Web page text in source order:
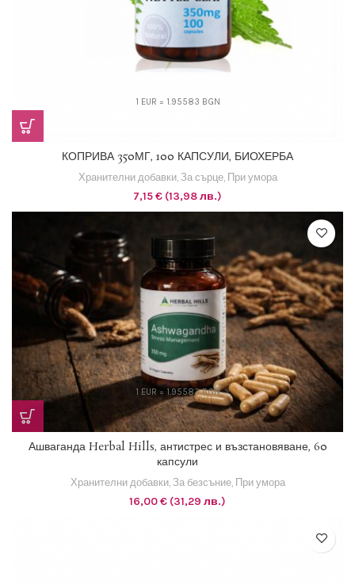
1 EUR = 1.95583 BGN
КОПРИВА 350МГ, 100 КАПСУЛИ, БИОХЕРБА
Хранителни добавки, За сърце, При умора
7,15€ (13,98 лв.)
1 EUR = 1.95583 BGN
Ашваганда Herbal Hills, антистрес и възстановяване, 60
капсули
Хранителни добавки, За безсъние, При умора
16,00€ (31,29 лв.)